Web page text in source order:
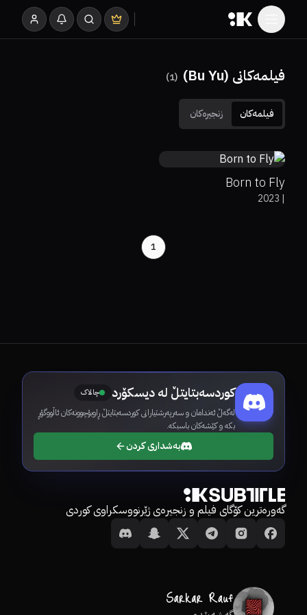
فیلمەکانی (Bu Yu) (
1
)
فیلمەکان زنجیرەکان 5.8
54%
0%
Born to Fly
|
2023
1
کوردسەبتایتڵ لە دیسکۆرد چالاک
لەگەڵ ئەندامان و سەرپەرشتیارانی کوردسەبتایتڵ ڕاوبۆچوونەکان ئاڵووگۆڕ
بکە و کێشەکان باسبکە.
بەشداری کردن
گەورەترین کۆگای فیلم و زنجیرەی ژێرنووسکراوی کوردی